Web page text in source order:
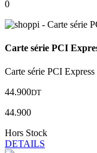
0
Carte série PCI
Carte série PCI
44.900DT
44.900
Hors Stock
DETAILS